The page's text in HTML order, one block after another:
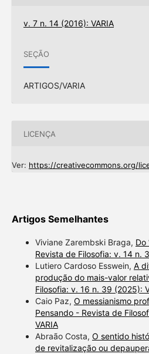
v. 7 n. 14 (2016): VARIA
SEÇÃO
ARTIGOS/VARIA
LICENÇA
Ver: https://creativecommons.org/
Artigos Semelhantes
Viviane Zarembski Braga, Do
Revista de Filosofia: v. 14 n.
Lutiero Cardoso Esswein, A
produção do mais-valor
Filosofia: v. 16 n. 39 (2025):
Caio Paz, O messianismo
Pensando - Revista de
VARIA
Abraão Costa, O sentido
de revitalização ou